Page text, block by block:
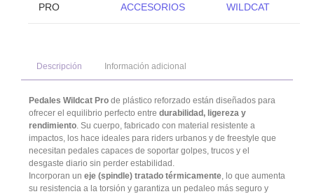
PRO
ACCESORIOS
WILDCAT
Descripción Información adicional
Pedales Wildcat Pro de plástico reforzado están diseñados para
ofrecer el equilibrio perfecto entre durabilidad, ligereza y
rendimiento . Su cuerpo, fabricado con material resistente a
impactos, los hace ideales para riders urbanos y de freestyle que
necesitan pedales capaces de soportar golpes, trucos y el
desgaste diario sin perder estabilidad.
Incorporan un eje (spindle) tratado térmicamente , lo que aumenta
su resistencia a la torsión y garantiza un pedaleo más seguro y